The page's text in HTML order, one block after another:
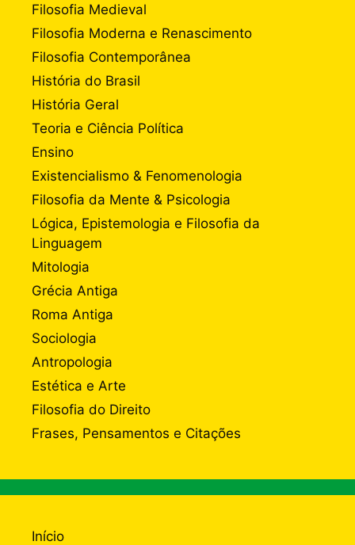
Filosofia Medieval
Filosofia Moderna e Renascimento
Filosofia Contemporânea
História do Brasil
História Geral
Teoria e Ciência Política
Ensino
Existencialismo & Fenomenologia
Filosofia da Mente & Psicologia
Lógica, Epistemologia e Filosofia da
Linguagem
Mitologia
Grécia Antiga
Roma Antiga
Sociologia
Antropologia
Estética e Arte
Filosofia do Direito
Frases, Pensamentos e Citações
Início